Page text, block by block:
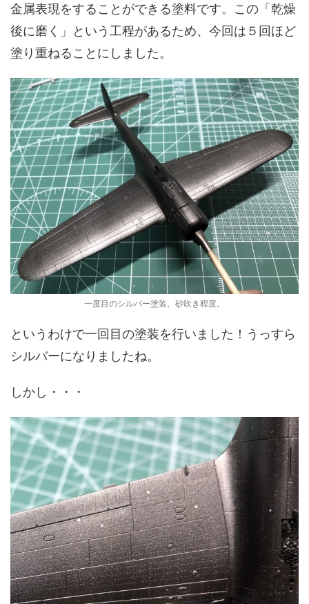
金属表現をすることができる塗料です。この「乾燥
後に磨く」という工程があるため、今回は５回ほど
塗り重ねることにしました。
一度目のシルバー塗装。砂吹き程度。
というわけで一回目の塗装を行いました！うっすら
シルバーになりましたね。
しかし・・・